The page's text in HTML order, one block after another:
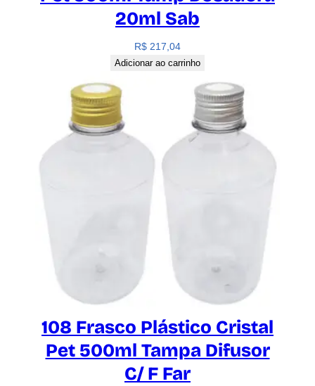
20ml Sab
R$ 217,04
Adicionar ao carrinho
108 Frasco Plástico Cristal
Pet 500ml Tampa Difusor
C/ F Far